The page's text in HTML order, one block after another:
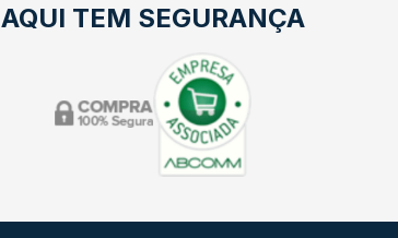
AQUI TEM SEGURANÇA